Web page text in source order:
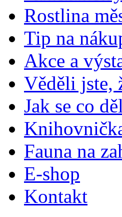
Rostlina
Tip na
Akce a
Věděli jste,
Jak se co
Fauna na
E-shop
Kontakt